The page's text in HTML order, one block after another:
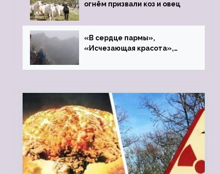
огнём призвали коз и овец
«В сердце пармы»,
«Исчезающая красота»,